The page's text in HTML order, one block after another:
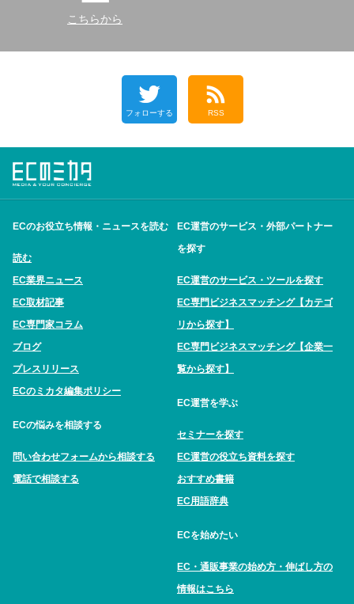
こちらから
フォローする RSS
ECのお役立ち情報・ニュースを読む
読む
EC業界ニュース
EC取材記事
EC専門家コラム
ブログ
プレスリリース
ECのミカタ編集ポリシー
ECの悩みを相談する
問い合わせフォームから相談する
電話で相談する
EC運営のサービス・外部パートナー
を探す
EC運営のサービス・ツールを探す
EC専門ビジネスマッチング【カテゴ
リから探す】
EC専門ビジネスマッチング【企業一
覧から探す】
EC運営を学ぶ
セミナーを探す
EC運営の役立ち資料を探す
おすすめ書籍
EC用語辞典
ECを始めたい
EC・通販事業の始め方・伸ばし方の
情報はこちら